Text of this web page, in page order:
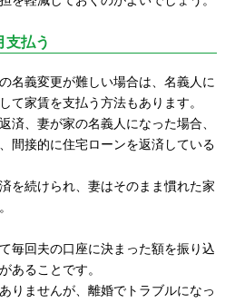
支払う
名義変更が難しい場合は、名義人に
て家賃を支払う方法もあります。
済、妻が家の名義人になった場合、
間接的に住宅ローンを返済している
を続けられ、妻はそのまま慣れた家
毎回夫の口座に決まった額を振り込
あることです。
りませんが、離婚でトラブルになっ